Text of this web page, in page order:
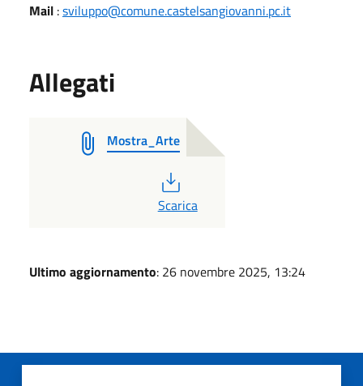
Mail :sviluppo@comune.castelsangiovanni.pc.it
Allegati
Mostra_Arte
PDF
Scarica
Ultimo aggiornamento: 26 novembre 2025, 13:24